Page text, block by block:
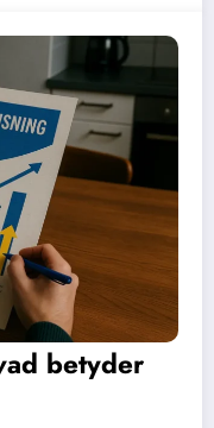
betyder